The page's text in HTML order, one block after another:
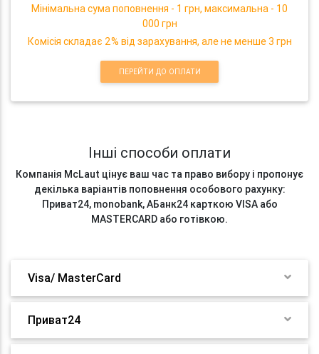
Мінімальна сума поповнення - 1 грн, максимальна - 10
000 грн
Комісія складає 2% від зарахування, але не менше 3 грн
ПЕРЕЙТИ ДО ОПЛАТИ
Інші способи оплати
Компанія McLaut цінує ваш час та право вибору і пропонує
декілька варіантів поповнення особового рахунку:
Приват24, monobank, АБанк24 карткою VISA або
MASTERCARD або готівкою.
Visa/ MasterCard
Приват24